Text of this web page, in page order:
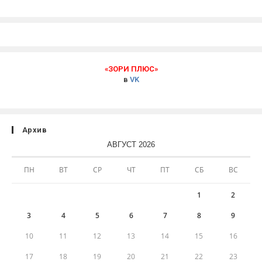
«ЗОРИ ПЛЮС»
в VK
Архив
АВГУСТ 2026
ПН ВТ СР ЧТ ПТ СБ ВС
1 2
3 4 5 6 7 8 9
10 11 12 13 14 15 16
17 18 19 20 21 22 23